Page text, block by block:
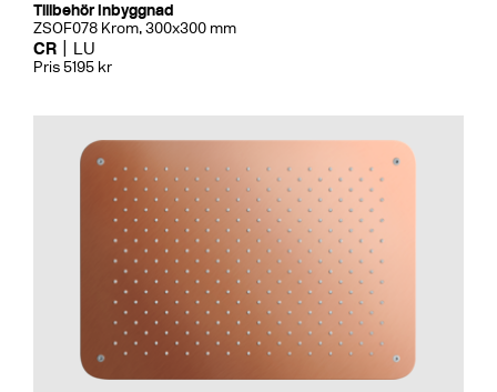
Tillbehör Inbyggnad
ZSOF078 Krom, 300x300 mm
CR LU
Pris 5195 kr